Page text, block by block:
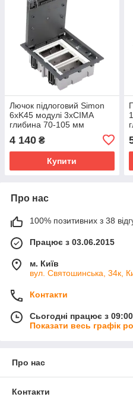
Лючок підлоговий Simon
6хK45 модулі 3хCIMA
глибина 70-105 мм
4 140 ₴
Купити
Про нас
100% позитивних з 38
Працює з 03.06.2015
м. Київ
вул. Святошинська, 34к,
Контакти
Сьогодні працює з
Показати весь графік
Про нас
Контакти